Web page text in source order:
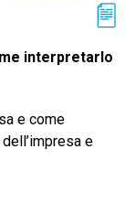
interpretarlo
e come
e